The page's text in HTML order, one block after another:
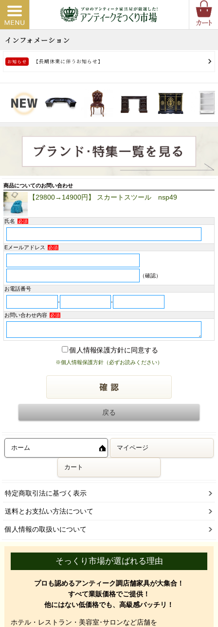
商品についてのお問い合わせ
【29800→14900円】 スカートスツール nsp49
氏名 必須
Eメールアドレス 必須
（確認）
お電話番号
- -
お問い合わせ内容 必須
個人情報保護方針に同意する
※個人情報保護方針（必ずお読みください）
ホーム マイページ
カート
特定商取引法に基づく表示
送料とお支払い方法について
個人情報の取扱いについて
そっくり市場が選ばれる理由
プロも認めるアンティーク調店舗家具が大集合！
すべて業販価格でご提供！
他にはない低価格でも、高級感バッチリ！
ホテル・レストラン・美容室･サロンなど店舗を